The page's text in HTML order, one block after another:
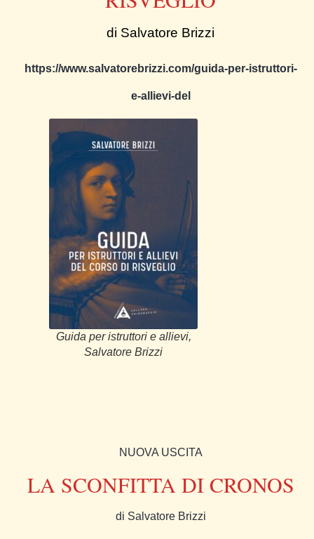
di Salvatore Brizzi
https://www.salvatorebrizzi.com/guida-per-istruttori-
e-allievi-del
Guida per istruttori e allievi,
Salvatore Brizzi
NUOVA USCITA
LA SCONFITTA DI CRONOS
di Salvatore Brizzi